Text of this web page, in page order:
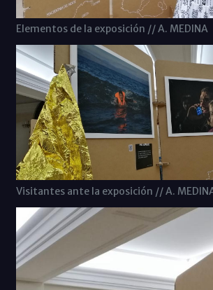
Elementos de la exposición // A. MEDINA
Visitantes ante la exposición // A.